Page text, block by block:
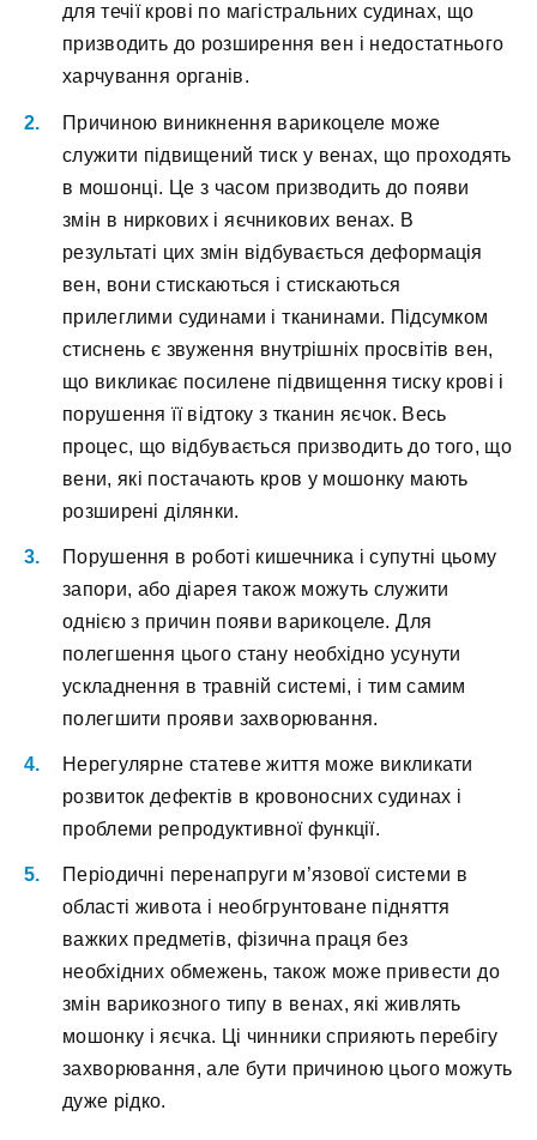
для течії крові по магістральних судинах, що
призводить до розширення вен і недостатнього
харчування органів.
Причиною виникнення варикоцеле може
служити підвищений тиск у венах, що проходять
в мошонці. Це з часом призводить до появи
змін в ниркових і яєчникових венах. В
результаті цих змін відбувається деформація
вен, вони стискаються і стискаються
прилеглими судинами і тканинами. Підсумком
стиснень є звуження внутрішніх просвітів вен,
що викликає посилене підвищення тиску крові і
порушення її відтоку з тканин яєчок. Весь
процес, що відбувається призводить до того, що
вени, які постачають кров у мошонку мають
розширені ділянки.
Порушення в роботі кишечника і супутні цьому
запори, або діарея також можуть служити
однією з причин появи варикоцеле. Для
полегшення цього стану необхідно усунути
ускладнення в травній системі, і тим самим
полегшити прояви захворювання.
Нерегулярне статеве життя може викликати
розвиток дефектів в кровоносних судинах і
проблеми репродуктивної функції.
Періодичні перенапруги м’язової системи в
області живота і необгрунтоване підняття
важких предметів, фізична праця без
необхідних обмежень, також може привести до
змін варикозного типу в венах, які живлять
мошонку і яєчка. Ці чинники сприяють перебігу
захворювання, але бути причиною цього можуть
дуже рідко.